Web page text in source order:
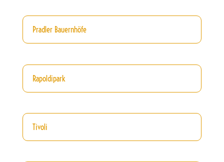
Pradler Bauernhöfe
Rapoldipark
Tivoli